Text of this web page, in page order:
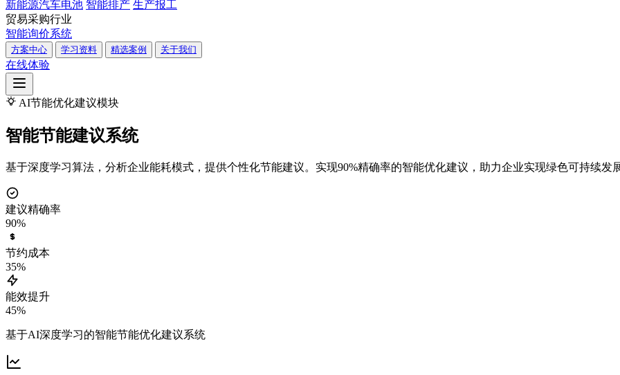
新能源汽车电池 智能排产 生产报工
贸易采购行业
智能询价系统
方案中心 学习资料 精选案例 关于我们
在线体验
AI节能优化建议模块
智能节能建议系统
基于深度学习算法，分析企业能耗模式，提供个性化节能建议。实现90%精确率的智能优化建议，助力企业实现绿色可持续发
建议精确率
90%
节约成本
35%
能效提升
45%
基于AI深度学习的智能节能优化建议系统